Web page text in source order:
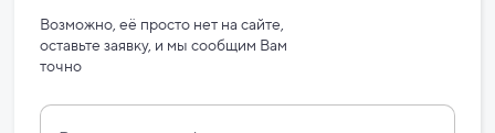
Возможно, её просто нет на сайте,
оставьте заявку, и мы сообщим Вам
точно